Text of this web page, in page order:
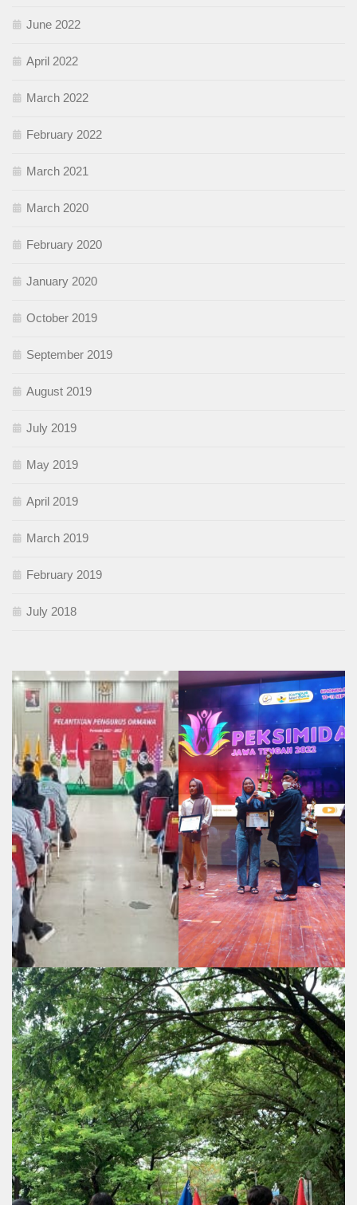
June 2022
April 2022
March 2022
February 2022
March 2021
March 2020
February 2020
January 2020
October 2019
September 2019
August 2019
July 2019
May 2019
April 2019
March 2019
February 2019
July 2018